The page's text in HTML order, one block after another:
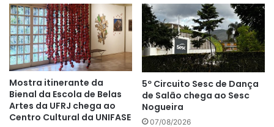
Mostra itinerante da
Bienal da Escola de Belas
Artes da UFRJ chega ao
Centro Cultural da UNIFASE
5º Circuito Sesc de Dança
de Salão chega ao Sesc
Nogueira
07/08/2026